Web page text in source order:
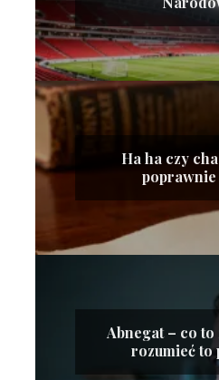
Ha ha czy
poprawnie
Abnegat – co
rozumieć to